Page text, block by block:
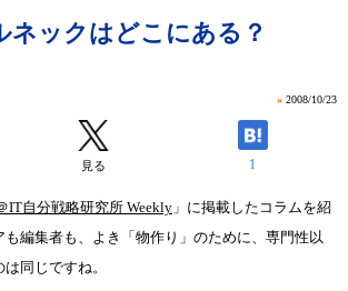
ネックはどこにある？
» 2008/10/23
見る 1
IT自分戦略研究所 Weekly 」に掲載したコラムを紹
編集者も、よき「物作り」のために、専門性以
同じですね。